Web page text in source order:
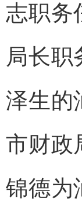
志职务
局长职
泽生的
市财政
锦德为